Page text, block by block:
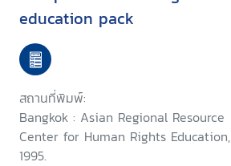
education pack
สถานที่พิมพ์:
Bangkok : Asian Regional Resource
Center for Human Rights Education,
1995.